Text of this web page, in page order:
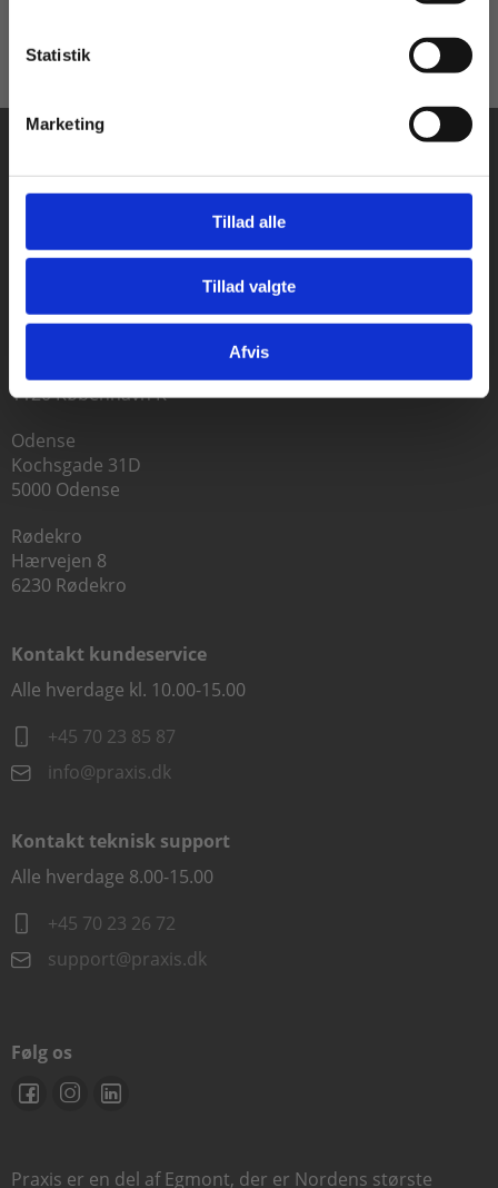
Statistik
Marketing
Tillad alle
Tillad valgte
Afvis
1120 København K
Odense
Kochsgade 31D
5000 Odense
Rødekro
Hærvejen 8
6230 Rødekro
Kontakt kundeservice
Alle hverdage kl. 10.00-15.00
+45 70 23 85 87
info@praxis.dk
Kontakt teknisk support
Alle hverdage 8.00-15.00
+45 70 23 26 72
support@praxis.dk
Følg os
Praxis er en del af Egmont, der er Nordens største
Gå til praxisOnline